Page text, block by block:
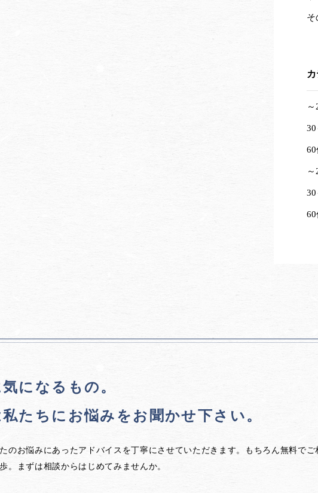
そ
30
60
30
60
になるもの。
たちに お悩みをお聞かせ下さい。
のお悩みにあったアドバイスを丁寧にさせていただきます。もちろん無料でご
。まずは相談からはじめてみませんか。